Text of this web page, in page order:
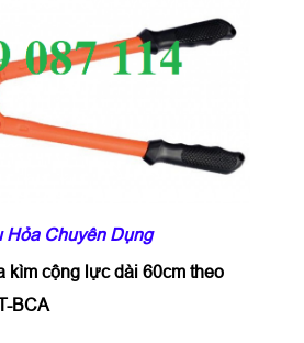
Hỏa Chuyên Dụng
kìm cộng lực dài 60cm theo
BCA